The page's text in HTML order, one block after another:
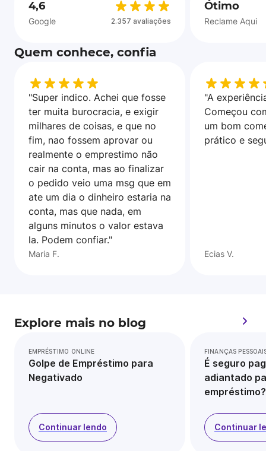
4,6
Google 2.357 avaliações
Ótimo
Reclame Aqui
Quem conhece, confia
"Super indico. Achei que fosse
ter muita burocracia, e exigir
milhares de coisas, e que no
fim, nao fossem aprovar ou
realmente o emprestimo não
cair na conta, mas ao finalizar
o pedido veio uma msg que em
ate um dia o dinheiro estaria na
conta, mas que nada, em
alguns minutos o valor estava
la. Podem confiar."
Maria F.
"A
Começou
um bom
prático e
Ecias V.
Explore mais no blog
EMPRÉSTIMO ONLINE
Golpe de Empréstimo para
Negativado
Continuar lendo
FINANÇAS
É seguro
adiantado
empréstimo?
Continuar